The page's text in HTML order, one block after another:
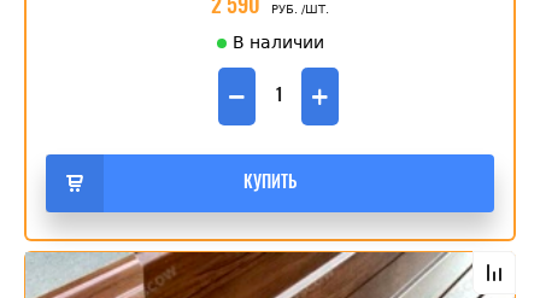
2 590 РУБ. /ШТ.
В наличии
− +
КУПИТЬ